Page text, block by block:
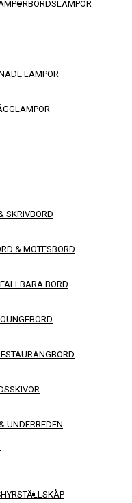
BORDSLAMPOR
LAMPOR
SKRIVBORD
& MÖTESBORD
FÄLLBARA BORD
UNDERREDEN
SKÅP